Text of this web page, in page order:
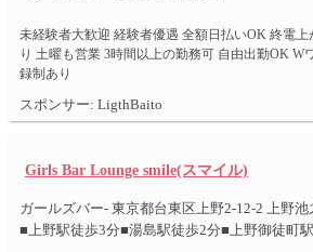
未経験者大歓迎 経験者優遇 全額日払いOK 終電
り 土曜も営業 3時間以上の勤務可 自由出勤OK W
録制あり
スポンサー: LigthBaito
Girls Bar Lounge smile(スマイル)
ガールズバー- 東京都台東区上野2-12-2 上野
■上野駅徒歩3分■湯島駅徒歩2分■上野御徒町